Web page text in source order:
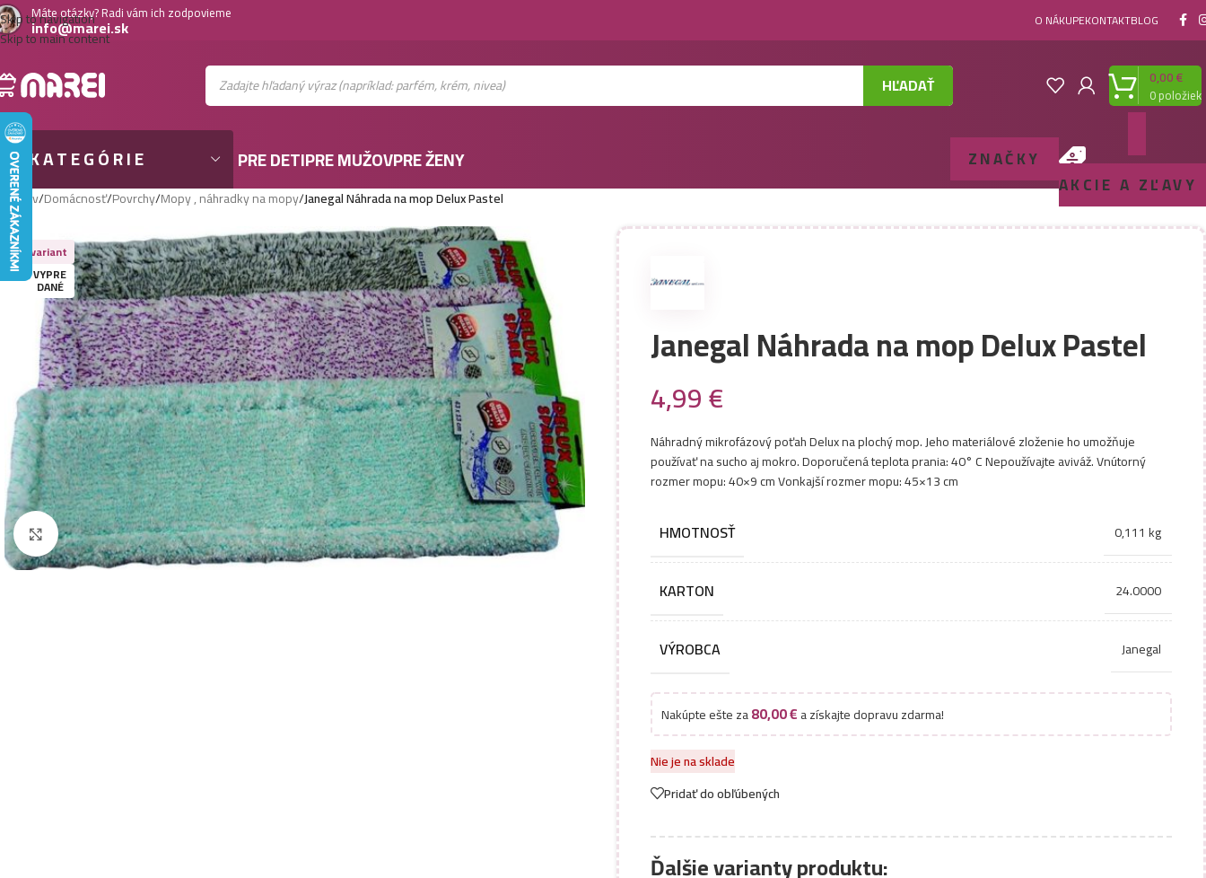
Skip to navigation
Skip to main content
Máte otázky? Radi vám ich zodpovieme
info@marei.sk O NÁKUPEKONTAKTBLOG
HĽADAŤ 0položiek
0,00€
KATEGÓRIE PRE DETIPRE MUŽOVPRE ŽENY
ZNAČKY
AKCIE A ZĽAVY
Domov/Domácnosť/Povrchy/Mopy , náhradky na mopy/Janegal Náhrada na mop Delux Pastel
VYPRE
DANÉ
Viac variant
Zobraziť väčší obrázok
Janegal Náhrada na mop Delux Pastel
4,99€
Náhradný mikrofázový poťah Delux na plochý mop. Jeho materiálové zloženie ho umožňuje
používať na sucho aj mokro. Doporučená teplota prania: 40° C Nepoužívajte aviváž. Vnútorný
rozmer mopu: 40×9 cm Vonkajší rozmer mopu: 45×13 cm
HMOTNOSŤ 0,111 kg
KARTON 24.0000
VÝROBCA Janegal
Nakúpte ešte za80,00€a získajte dopravu zdarma!
Nie je na sklade
Pridať do obľúbených
Ďalšie varianty produktu: